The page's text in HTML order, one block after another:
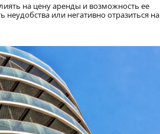
на цену аренды и возможность ее
или негативно отразиться на